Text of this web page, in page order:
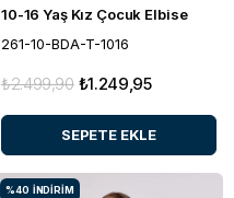
10-16 Yaş Kız Çocuk Elbise
261-10-BDA-T-1016
₺1.249,95
₺2.499,90
SEPETE EKLE
%40 İNDIRIM